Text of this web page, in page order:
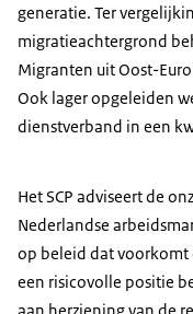
generatie. Ter
migratieachtergrond
Migranten uit Oost-
Ook lager opgeleiden
dienstverband in een
Het SCP adviseert de
Nederlandse
op beleid dat voorkomt
een risicovolle positie